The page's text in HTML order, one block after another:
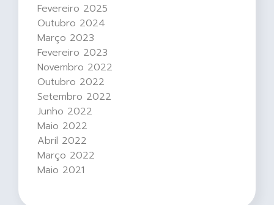
Fevereiro 2025
Outubro 2024
Março 2023
Fevereiro 2023
Novembro 2022
Outubro 2022
Setembro 2022
Junho 2022
Maio 2022
Abril 2022
Março 2022
Maio 2021